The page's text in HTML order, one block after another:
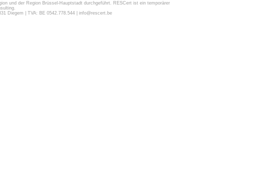
und der Region Brüssel-Hauptstadt durchgeführt. RESCert ist ein temporärer
Diegem | TVA: BE 0542.778.544 | info@rescert.be